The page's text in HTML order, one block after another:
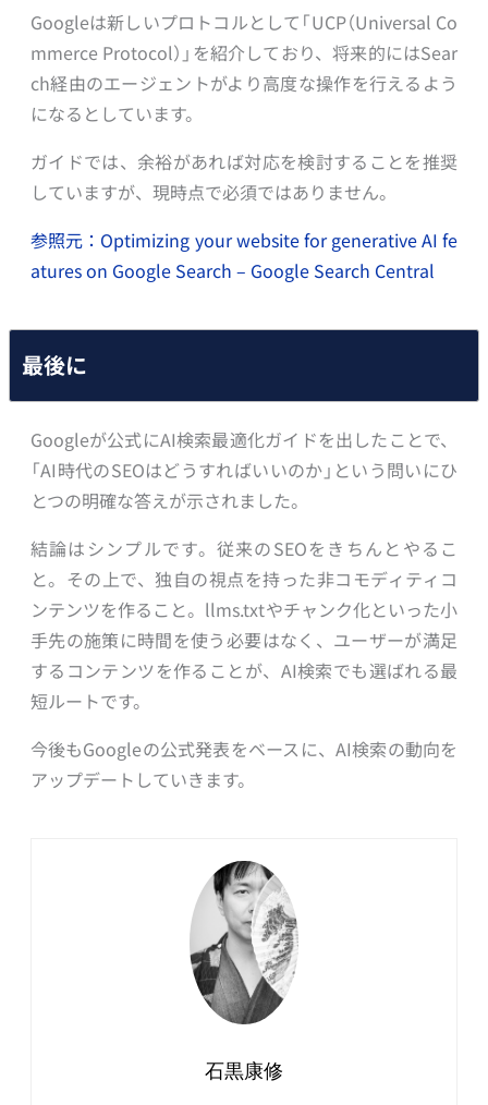
Googleは新しいプロトコルとして「UCP（Universal Co
mmerce Protocol）」を紹介しており、将来的にはSear
ch経由のエージェントがより高度な操作を行えるよう
になるとしています。
ガイドでは、余裕があれば対応を検討することを推奨
していますが、現時点で必須ではありません。
参照元：Optimizing your website for generative AI fe
atures on Google Search – Google Search Central
最後に
Googleが公式にAI検索最適化ガイドを出したことで、
「AI時代のSEOはどうすればいいのか」という問いにひ
とつの明確な答えが示されました。
結論はシンプルです。従来のSEOをきちんとやるこ
と。その上で、独自の視点を持った非コモディティコ
ンテンツを作ること。llms.txtやチャンク化といった小
手先の施策に時間を使う必要はなく、ユーザーが満足
するコンテンツを作ることが、AI検索でも選ばれる最
短ルートです。
今後もGoogleの公式発表をベースに、AI検索の動向を
アップデートしていきます。
石黒康修